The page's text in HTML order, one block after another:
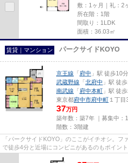
敷：1ヶ月｜礼：2
所在階：1階
間取り：1LDK
面積：36.03㎡
賃貸｜マンション パークサイドKOYO
京王線 「 府中 」駅 徒歩10分
武蔵野線 「 北府中 」駅 徒
南武線 「 府中本町 」駅 徒
東京都府中市府中町 １丁目
37万円
築年数：築7年 ｜募集中：
階数：3階建
「パークサイドKOYO」のここがイチオシ。フ
で徒歩4分と近場にコンビニがあるのもポイン
す。しっかりとした造りが自慢の...